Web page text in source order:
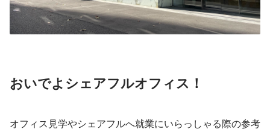
おいでよシェアフルオフィス！
オフィス見学やシェアフルへ就業にいらっしゃる際の参考